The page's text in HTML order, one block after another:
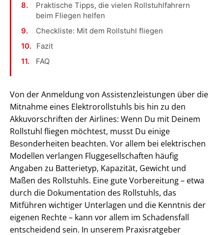
Praktische Tipps, die vielen Rollstuhlfahrern
beim Fliegen helfen
Checkliste: Mit dem Rollstuhl fliegen
Fazit
FAQ
Von der Anmeldung von Assistenzleistungen über die
Mitnahme eines Elektrorollstuhls bis hin zu den
Akkuvorschriften der Airlines: Wenn Du mit Deinem
Rollstuhl fliegen möchtest, musst Du einige
Besonderheiten beachten. Vor allem bei elektrischen
Modellen verlangen Fluggesellschaften häufig
Angaben zu Batterietyp, Kapazität, Gewicht und
Maßen des Rollstuhls. Eine gute Vorbereitung – etwa
durch die Dokumentation des Rollstuhls, das
Mitführen wichtiger Unterlagen und die Kenntnis der
eigenen Rechte – kann vor allem im Schadensfall
entscheidend sein. In unserem Praxisratgeber